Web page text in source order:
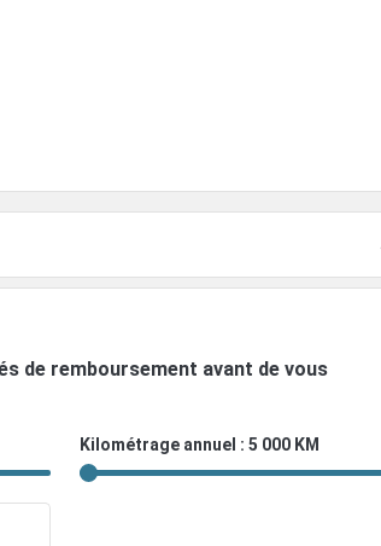
de remboursement avant de vous
Kilométrage annuel : 5 000 KM